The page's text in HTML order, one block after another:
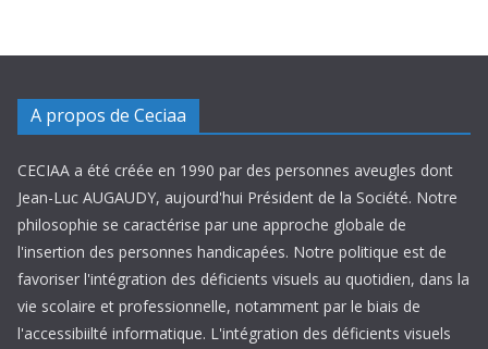
A propos de Ceciaa
CECIAA a été créée en 1990 par des personnes aveugles dont
Jean-Luc AUGAUDY, aujourd'hui Président de la Société. Notre
philosophie se caractérise par une approche globale de
l'insertion des personnes handicapées. Notre politique est de
favoriser l'intégration des déficients visuels au quotidien, dans la
vie scolaire et professionnelle, notamment par le biais de
l'accessibiilté informatique. L'intégration des déficients visuels